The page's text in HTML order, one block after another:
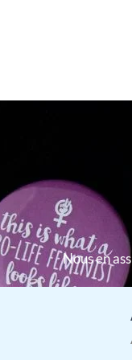
Nous en